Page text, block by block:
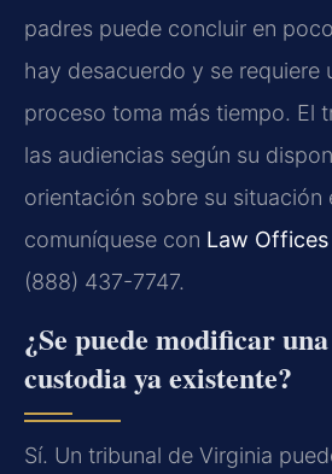
padres puede concluir en
hay desacuerdo y se requiere
proceso toma más tiempo. El
las audiencias según su
orientación sobre su situación
comuníquese con Law Offices
(888) 437-7747.
¿Se puede modificar
custodia ya existente?
Sí. Un tribunal de Virginia